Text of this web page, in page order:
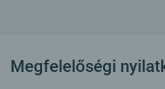
Megfelelőségi